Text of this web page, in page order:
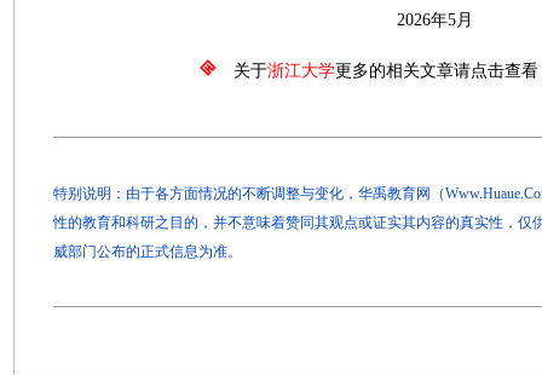
2026年5月
关于浙江大学更多的相关文章请点击查看
特别说明：由于各方面情况的不断调整与变化，华禹教育网（
性的教育和科研之目的，并不意味着赞同其观点或证实其内容的真实性，仅
威部门公布的正式信息为准。